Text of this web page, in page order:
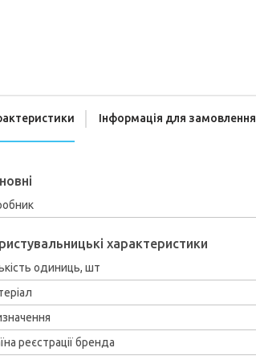
Інформація для замовлення
характеристики
одиниць, шт
реєстрації бренда